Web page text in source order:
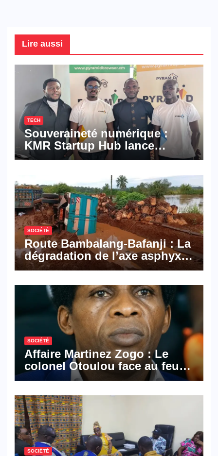
Lire aussi
TECH
Souveraineté numérique :
KMR Startup Hub lance
Pyramid Browser et Pyramid
numériques made in
Cameroon
SOCIÉTÉ
Route Bambalang-Bafanji : La
dégradation de l’axe asphyxie
les activités économiques
SOCIÉTÉ
Affaire Martinez Zogo : Le
colonel Otoulou face au feu
croisé des avocats de la
SOCIÉTÉ